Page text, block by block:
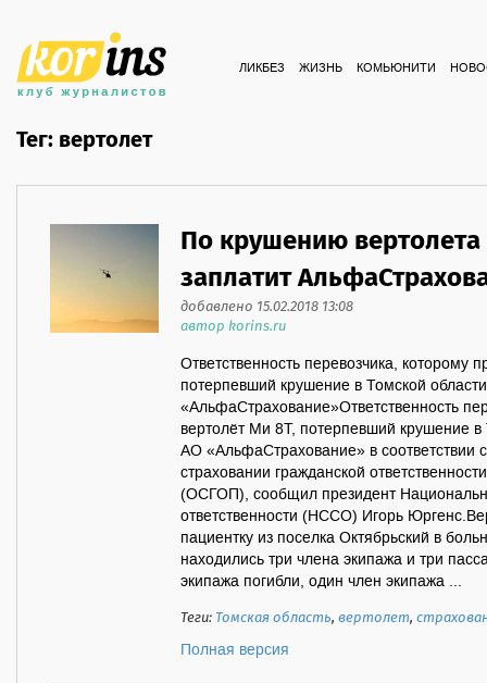
ЛИКБЕЗ ЖИЗНЬ КОМЬЮНИТИ
Тег: вертолет
По крушению
заплатит
добавлено 15.02.2018 13:08
автор korins.ru
Ответственность перевозчика, которому
потерпевший крушение в Томской
«АльфаСтрахование»Ответственность
вертолёт Ми 8Т, потерпевший крушение в
АО «АльфаСтрахование» в соответствии
страховании гражданской
(ОСГОП), сообщил президент
ответственности (НССО) Игорь
пациентку из поселка Октябрьский в
находились три члена экипажа и три
экипажа погибли, один член экипажа ...
Теги:Томская область,вертолет,
Полная версия